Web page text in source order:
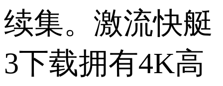
续集。激流快艇
3下载拥有4K高